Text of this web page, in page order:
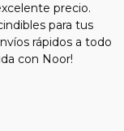
precio.
para tus
rápidos a todo
con Noor!